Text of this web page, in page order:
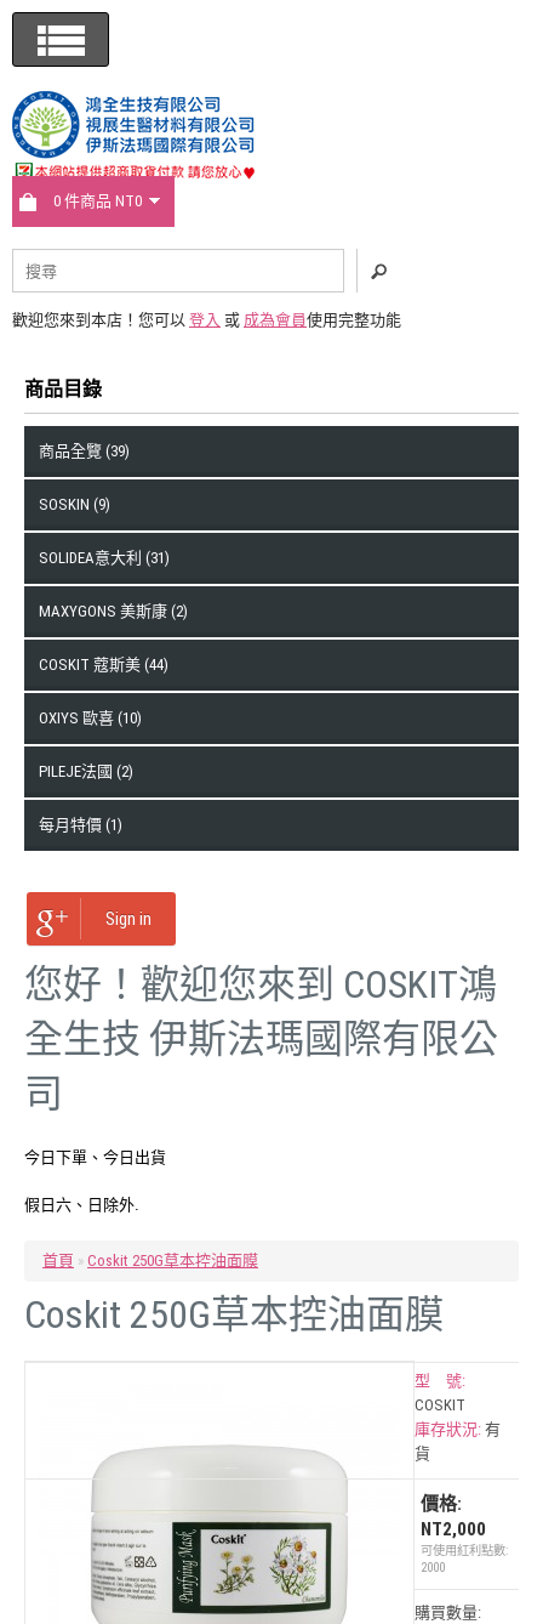
0 件商品 NT0
歡迎您來到本店！您可以 登入 或 成為會員使用完整功能
商品目錄
商品全覽 (39)
SOSKIN (9)
SOLIDEA意大利 (31)
MAXYGONS 美斯康 (2)
COSKIT 蔻斯美 (44)
OXIYS 歐喜 (10)
PILEJE法國 (2)
每月特價 (1)
Sign in
您好！歡迎您來到 COSKIT鴻
全生技 伊斯法瑪國際有限公
司
今日下單、今日出貨
假日六、日除外.
首頁 » Coskit 250G草本控油面膜
Coskit 250G草本控油面膜
型 號:
COSKIT
庫存狀況: 有
貨
價格:
NT2,000
可使用紅利點數:
2000
購買數量: